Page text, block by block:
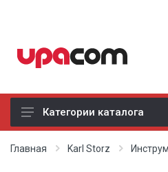
Б/У оборудование
Категории каталога
Главная Karl Storz